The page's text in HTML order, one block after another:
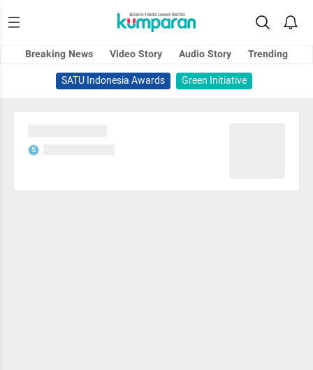
Breaking News Video Story Audio Story
Trending
SATU Indonesia Awards
Green Initiative
S